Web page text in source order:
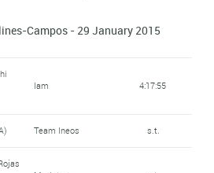
Campos - 29 January 2015
Iam 4:17:55
Team Ineos s.t.